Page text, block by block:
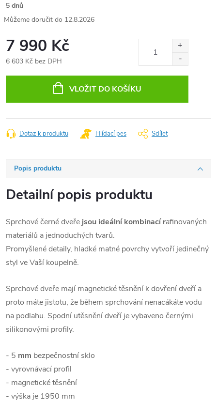
5 dnů
12.8.2026
7 990 Kč
6 603 Kč bez DPH
VLOŽIT DO KOŠÍKU
Dotaz k produktu Hlídací pes Sdílet
Popis produktu
Detailní popis produktu
Sprchové černé dveře jsou ideální kombinací rafinovaných
materiálů a jednoduchých tvarů.
Promyšlené detaily, hladké matné povrchy vytvoří jedinečný
styl ve Vaší koupelně.
Sprchové dveře mají magnetické těsnění k dovření dveří a
proto máte jistotu, že během sprchování nenacákáte vodu
na podlahu. Spodní utěsnění dveří je vybaveno černými
silikonovými profily.
- 5 mm bezpečnostní sklo
- vyrovnávací profil
- magnetické těsnění
- výška je 1950 mm